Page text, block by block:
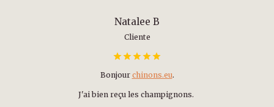
Natalee B
Cliente
Bonjour chinons.eu.
J'ai bien reçu les champignons.